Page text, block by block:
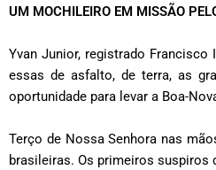
UM MOCHILEIRO EM MISSÃO
Yvan Junior, registrado
essas de asfalto, de terra, as
oportunidade para levar a Boa-
Terço de Nossa Senhora nas
brasileiras. Os primeiros suspiros